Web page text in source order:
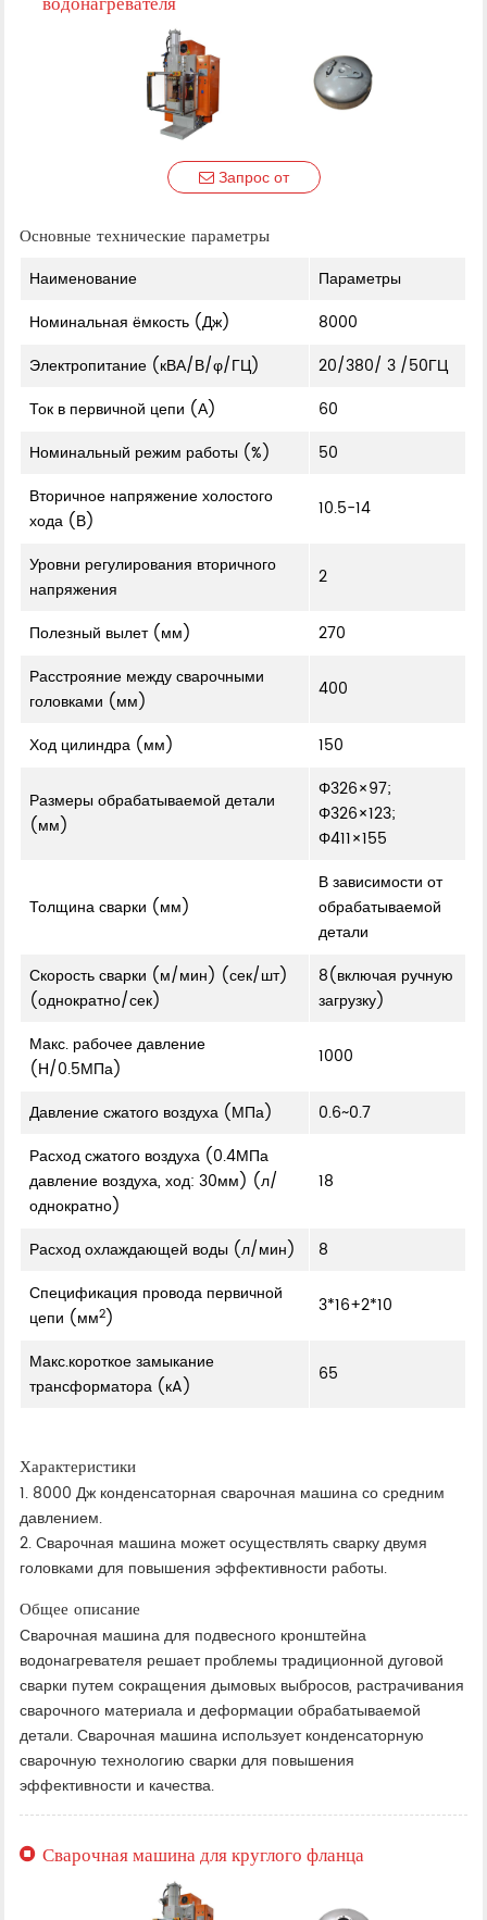
Запрос от
Основные технические параметры
Наименование
Параметры
Номинальная ёмкость (Дж)
8000
Электропитание (кВА/В/φ/ГЦ)
20/380/ 3 /50ГЦ
Ток в первичной цепи (А)
60
Номинальный режим работы (%)
50
Вторичное напряжение холостого
хода (В)
10.5-14
Уровни регулирования вторичного
напряжения
2
Полезный вылет (мм)
270
Расстрояние между сварочными
головками (мм)
400
Ход цилиндра (мм) 150
Размеры обрабатываемой детали
(мм)
Φ326×97;
Φ326×123;
Φ411×155
Толщина сварки (мм)
В зависимости от
обрабатываемой
детали
Скорость сварки (м/мин) (сек/шт)
(однократно/сек)
8(включая ручную
загрузку)
Макс. рабочее давление
(Н/0.5МПа)
1000
Давление сжатого воздуха (МПа)
0.6~0.7
Расход сжатого воздуха (0.4МПа
давление воздуха, ход: 30мм) (л/
однократно)
18
Расход охлаждающей воды (л/мин)
8
Спецификация провода первичной
цепи (мм2)
3*16+2*10
Макс.короткое замыкание
трансформатора (кA)
65
Характеристики
1. 8000 Дж конденсаторная сварочная машина со средним
давлением.
2. Сварочная машина может осуществлять сварку двумя
головками для повышения эффективности работы.
Общее описание
Сварочная машина для подвесного кронштейна
водонагревателя решает проблемы традиционной дуговой
сварки путем сокращения дымовых выбросов, растрачивания
сварочного материала и деформации обрабатываемой
детали. Сварочная машина использует конденсаторную
сварочную технологию сварки для повышения
эффективности и качества.
Сварочная машина для круглого фланца